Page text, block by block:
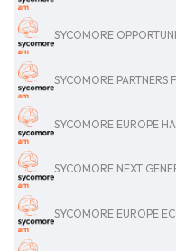
SYCOMORE
SYCOMORE PARTNERS
SYCOMORE EUROPE
SYCOMORE NEXT
SYCOMORE EUROPE